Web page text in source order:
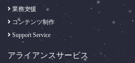
業務支援
コンテンツ制作
Support Service
アライアンスサービス